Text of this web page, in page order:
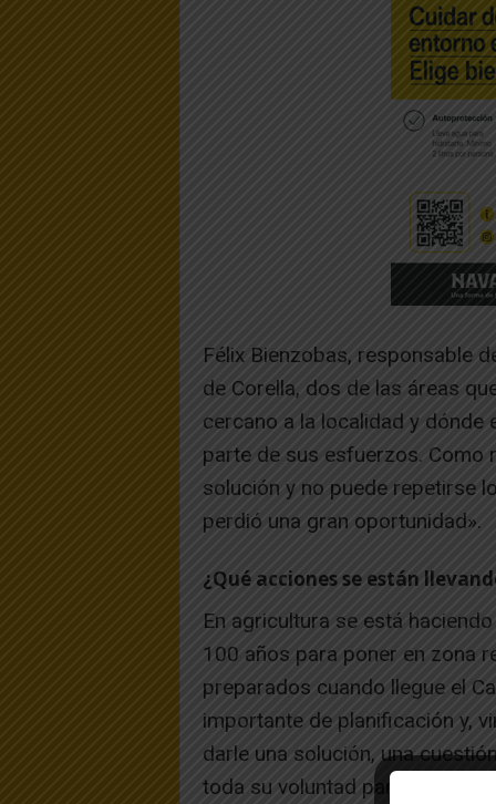
Félix Bienzobas, responsable
de Corella, dos de las áreas
cercano a la localidad y dónde
parte de sus esfuerzos. Como
solución y no puede repetirse
perdió una gran oportunidad».
¿Qué acciones se están
En agricultura se está
100 años para poner en zona
preparados cuando llegue el
importante de planificación y,
darle una solución, una
toda su voluntad para que, en